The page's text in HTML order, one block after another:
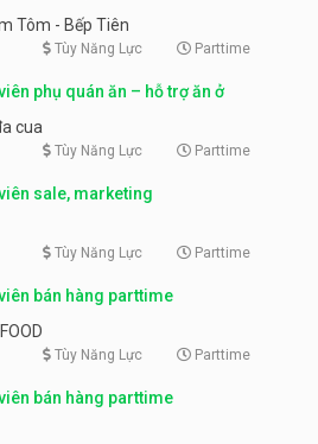
Tôm - Bếp Tiên
Tùy Năng Lực Parttime
phụ quán ăn – hỗ trợ ăn ở
cua
Tùy Năng Lực Parttime
sale, marketing
Tùy Năng Lực Parttime
bán hàng parttime
Tùy Năng Lực Parttime
bán hàng parttime